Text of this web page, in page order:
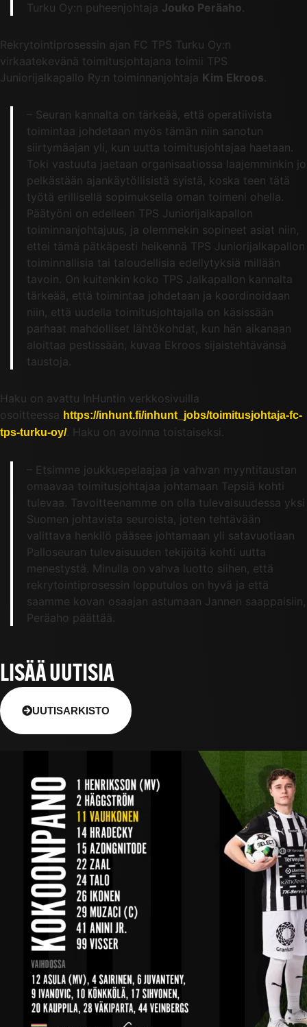
Turku Oy:n puheenjohtaja Jouko Peräaho.
Rekrytointiprosessin ajan FC TPS Turku Oy:n
virkaatekevänä toimitusjohtajana toimii TPS
Juniorijalkapallo Ry:n toiminnanjohtaja Kim Ekroos.
– Seuran kannalta on tärkeää, että operatiivista
toimintaa johdetaan myös tämän niin sanotun
siirtymäajan yli, kun uutta toimitusjohtajaa haetaan.
Toki vastuuta jaetaan organisaatiossa laajemminkin jo
pelkästään ajankäytöllisistä syistä, koska teen tätä
työtä erillisellä sopimuksella oman toimeni ohella.
Päätyöni on edelleen TPS Juniorijalkapallon
toiminnanjohtajuus, ja olemmekin sopineet asiat niin,
ettei tämä pätkäpesti heikennä TPS Juniorijalkapallon
toiminnallisia tai taloudellisia edellytyksiä millään
tavoin. On kuitenkin koko TPS Jalkapallon kannalta
tärkeää, että toimintaa johdetaan ja koordinoidaan
niin, että uudella toimitusjohtajalla on käsissään
parhaat mahdolliset lähtökohdat, kun hän aikanaan
aloittaa pestissään, kuvaa Ekroos sijaistehtävänsä
taustoja.
Haku on avattu InHuntin verkkosivuilla
osoitteessa https://inhunt.fi/inhunt_jobs/toimitusjohtaja-fc-
tps-turku-oy/. Haku on avoinna toistaiseksi.
– Etsimme joukkuepelaajaa ja vahvan myyntitaustan
omaavaa toimitusjohtajaa johtamaan Tepsiä kohti
tulevaa. Tavoitteenamme on olla tulevaisuudessa yksi
Suomen johtavista seuroista, joten tehtävään
valittava henkilö pääsee johtamaan yli satavuotiaan
Palloseuran tulevaisuuden tekijöitä kohti uutta
menestystä. Minulla on vahva luotto siihen, että
rekrytointiprosessin lopputulos on hyvä ja että
saamme kovan osaajan astumaan Jannen saappaisiin,
Peräaho päättää.
LISÄÄ UUTISIA
UUTISARKISTO